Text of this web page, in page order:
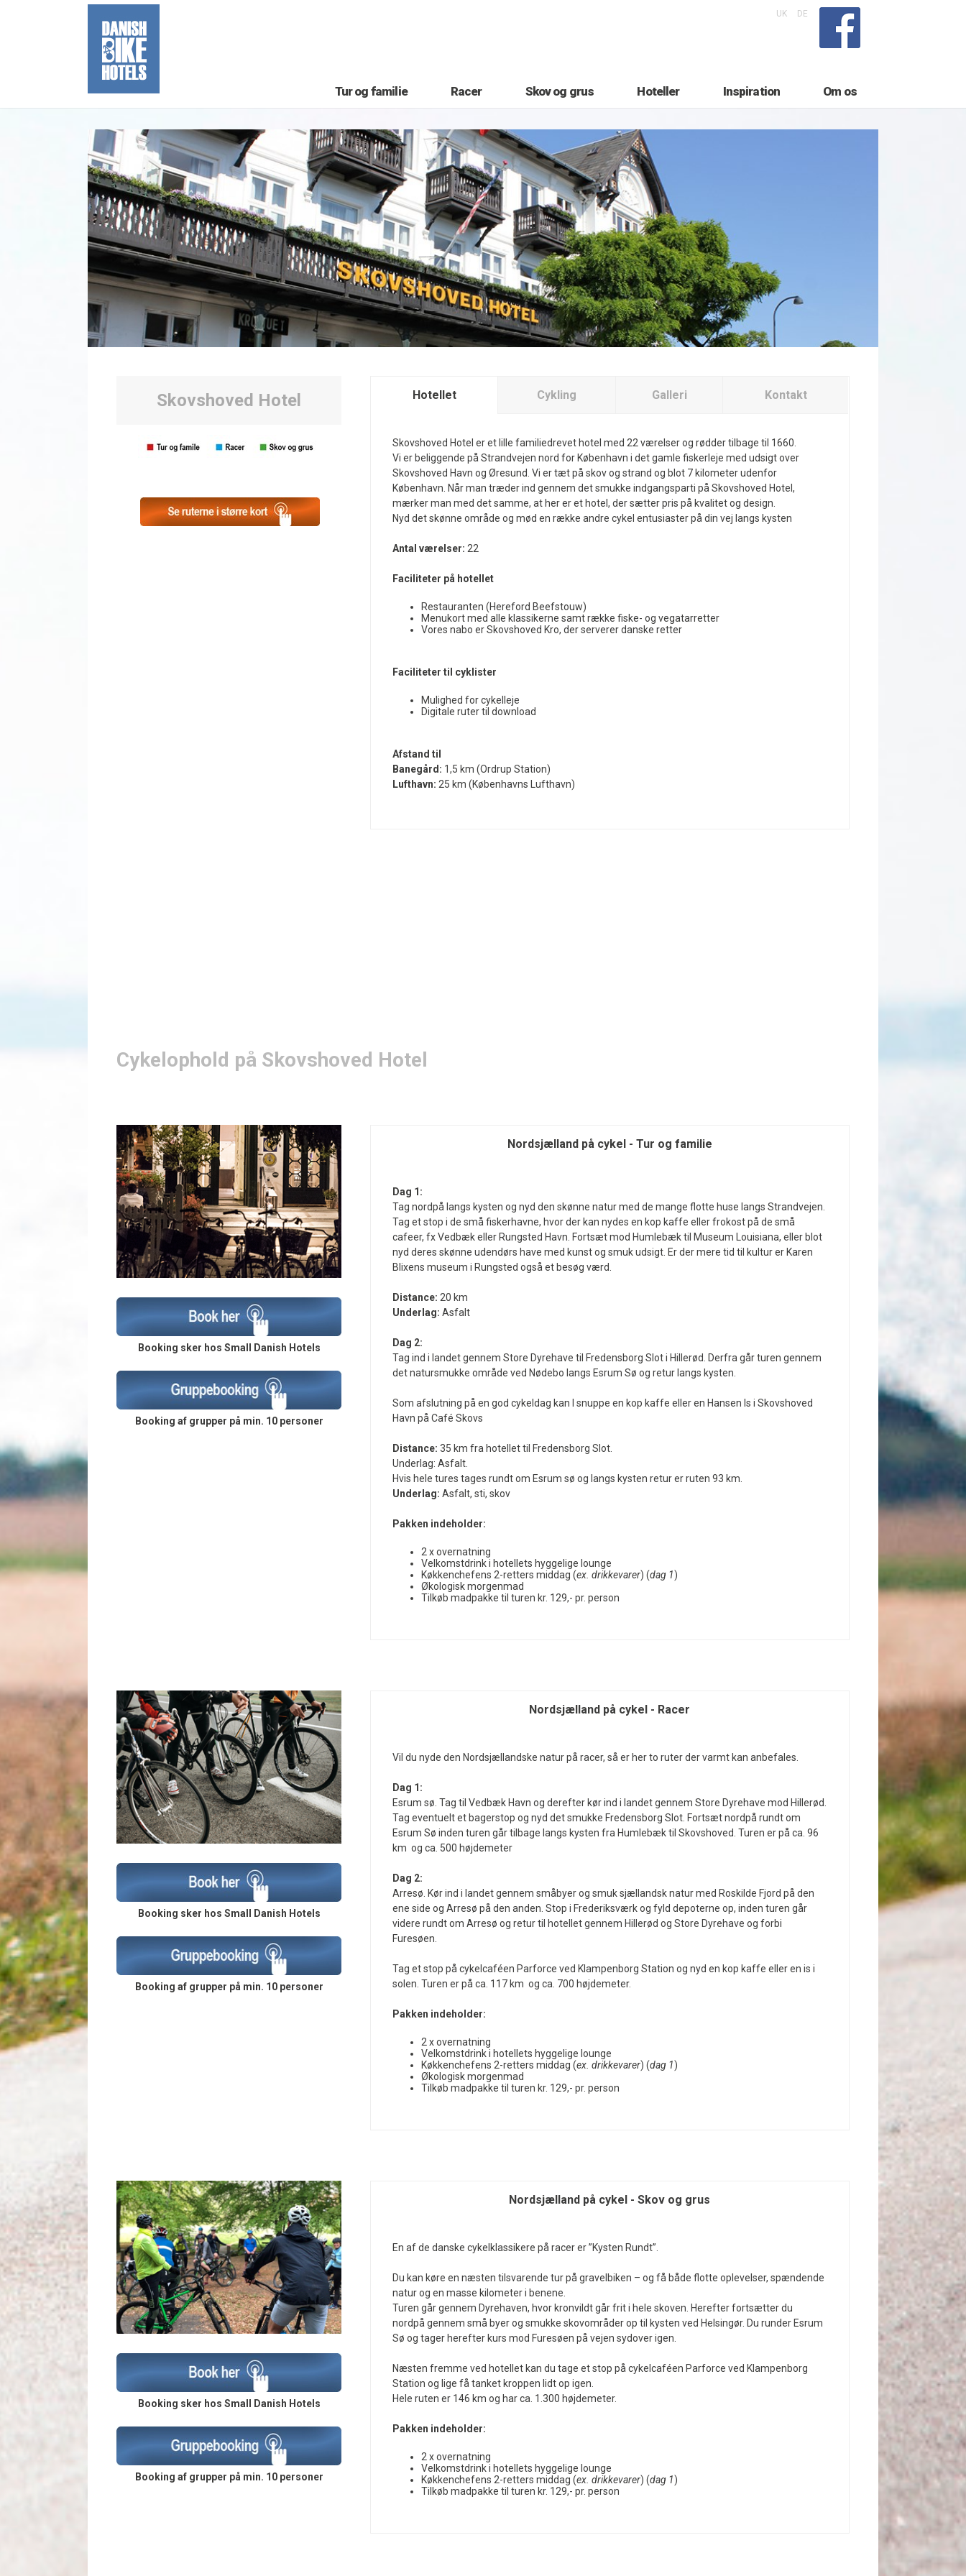
UK DE
Tur og familie Racer Skov og grus Hoteller Inspiration Om os
Skovshoved Hotel Hotellet Cykling Galleri Kontakt
Skovshoved Hotel er et lille familiedrevet hotel med 22 værelser og rødder tilbage til 1660.
Vi er beliggende på Strandvejen nord for København i det gamle fiskerleje med udsigt over
Skovshoved Havn og Øresund. Vi er tæt på skov og strand og blot 7 kilometer udenfor
København. Når man træder ind gennem det smukke indgangsparti på Skovshoved Hotel,
mærker man med det samme, at her er et hotel, der sætter pris på kvalitet og design.
Nyd det skønne område og mød en række andre cykel entusiaster på din vej langs kysten
Antal værelser: 22
Faciliteter på hotellet
Restauranten (Hereford Beefstouw)
Menukort med alle klassikerne samt række fiske- og vegatarretter
Vores nabo er Skovshoved Kro, der serverer danske retter
Faciliteter til cyklister
Mulighed for cykelleje
Digitale ruter til download
Afstand til
Banegård: 1,5 km (Ordrup Station)
Lufthavn: 25 km (Københavns Lufthavn)
Cykelophold på Skovshoved Hotel
Booking sker hos Small Danish Hotels
Booking af grupper på min. 10 personer
Nordsjælland på cykel - Tur og familie
Dag 1:
Tag nordpå langs kysten og nyd den skønne natur med de mange flotte huse langs Strandvejen.
Tag et stop i de små fiskerhavne, hvor der kan nydes en kop kaffe eller frokost på de små
cafeer, fx Vedbæk eller Rungsted Havn. Fortsæt mod Humlebæk til Museum Louisiana, eller blot
nyd deres skønne udendørs have med kunst og smuk udsigt. Er der mere tid til kultur er Karen
Blixens museum i Rungsted også et besøg værd.
Distance: 20 km
Underlag: Asfalt
Dag 2:
Tag ind i landet gennem Store Dyrehave til Fredensborg Slot i Hillerød. Derfra går turen gennem
det natursmukke område ved Nødebo langs Esrum Sø og retur langs kysten.
Som afslutning på en god cykeldag kan I snuppe en kop kaffe eller en Hansen Is i Skovshoved
Havn på Café Skovs
Distance: 35 km fra hotellet til Fredensborg Slot.
Underlag: Asfalt.
Hvis hele tures tages rundt om Esrum sø og langs kysten retur er ruten 93 km.
Underlag: Asfalt, sti, skov
Pakken indeholder:
2 x overnatning
Velkomstdrink i hotellets hyggelige lounge
Køkkenchefens 2-retters middag (ex. drikkevarer) (dag 1)
Økologisk morgenmad
Tilkøb madpakke til turen kr. 129,- pr. person
Booking sker hos Small Danish Hotels
Booking af grupper på min. 10 personer
Nordsjælland på cykel - Racer
Vil du nyde den Nordsjællandske natur på racer, så er her to ruter der varmt kan anbefales.
Dag 1:
Esrum sø. Tag til Vedbæk Havn og derefter kør ind i landet gennem Store Dyrehave mod Hillerød.
Tag eventuelt et bagerstop og nyd det smukke Fredensborg Slot. Fortsæt nordpå rundt om
Esrum Sø inden turen går tilbage langs kysten fra Humlebæk til Skovshoved. Turen er på ca. 96
km og ca. 500 højdemeter
Dag 2:
Arresø. Kør ind i landet gennem småbyer og smuk sjællandsk natur med Roskilde Fjord på den
ene side og Arresø på den anden. Stop i Frederiksværk og fyld depoterne op, inden turen går
videre rundt om Arresø og retur til hotellet gennem Hillerød og Store Dyrehave og forbi
Furesøen.
Tag et stop på cykelcaféen Parforce ved Klampenborg Station og nyd en kop kaffe eller en is i
solen. Turen er på ca. 117 km og ca. 700 højdemeter.
Pakken indeholder:
2 x overnatning
Velkomstdrink i hotellets hyggelige lounge
Køkkenchefens 2-retters middag (ex. drikkevarer) (dag 1)
Økologisk morgenmad
Tilkøb madpakke til turen kr. 129,- pr. person
Booking sker hos Small Danish Hotels
Booking af grupper på min. 10 personer
Nordsjælland på cykel - Skov og grus
En af de danske cykelklassikere på racer er ”Kysten Rundt”.
Du kan køre en næsten tilsvarende tur på gravelbiken – og få både flotte oplevelser, spændende
natur og en masse kilometer i benene.
Turen går gennem Dyrehaven, hvor kronvildt går frit i hele skoven. Herefter fortsætter du
nordpå gennem små byer og smukke skovområder op til kysten ved Helsingør. Du runder Esrum
Sø og tager herefter kurs mod Furesøen på vejen sydover igen.
Næsten fremme ved hotellet kan du tage et stop på cykelcaféen Parforce ved Klampenborg
Station og lige få tanket kroppen lidt op igen.
Hele ruten er 146 km og har ca. 1.300 højdemeter.
Pakken indeholder:
2 x overnatning
Velkomstdrink i hotellets hyggelige lounge
Køkkenchefens 2-retters middag (ex. drikkevarer) (dag 1)
Tilkøb madpakke til turen kr. 129,- pr. person